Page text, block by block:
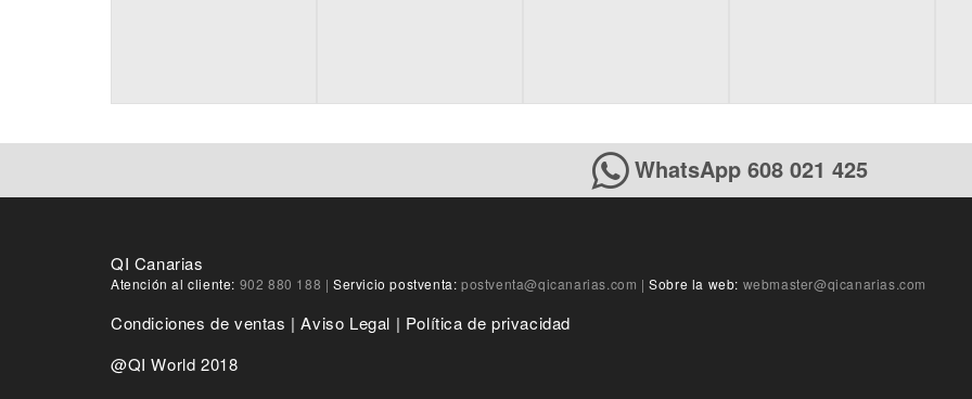
WhatsApp 608 021 425
QI Canarias
Atención al cliente: 902 880 188 | Servicio postventa:postventa@qicanarias.com | Sobre la web: webmaster@qicanarias.com
Condiciones de ventas |Aviso Legal | Política de privacidad
@QI World 2018